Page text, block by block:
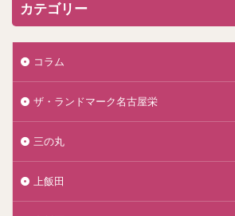
カテゴリー
コラム
ザ・ランドマーク名古屋栄
三の丸
上飯田